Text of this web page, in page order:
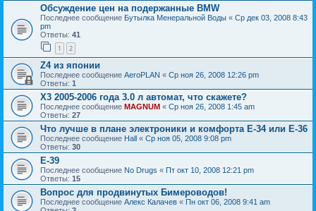
Обсуждение цен на подержанные BMW
Последнее сообщение Бутылка Менеральной Воды « Ср дек 03, 2008 8:43
pm
Ответы: 41
1 2
Z4 из японии
Последнее сообщение AeroPLAN « Ср ноя 26, 2008 12:26 pm
Ответы: 1
Х3 2005-2006 года 3.0 л автомат, что скажете?
Последнее сообщение MAGNUM « Ср ноя 26, 2008 1:45 am
Ответы: 27
Что лучше в плане электроники и комфорта E-34 или Е-36
Последнее сообщение Hall « Ср ноя 05, 2008 9:08 pm
Ответы: 30
Е-39
Последнее сообщение No Drugs « Пт окт 10, 2008 12:21 pm
Ответы: 15
Вопрос для продвинутых Бимероводов!
Последнее сообщение Алекс Калачев « Пн окт 06, 2008 9:41 am